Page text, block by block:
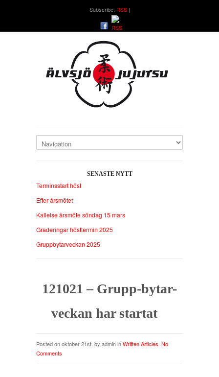
Subscribe: RSS
SENASTE NYTT
Terminsstart höst
Efter årsmötet
Kallelse årsmöte söndag 15 mars
Graderingar hösttermin 2025
Gruppbytarveckan 2025
121021 – Grupp-bytar-
veckan har startat
Posted on oktober 21st, by admin inWritten Articles No
Comments